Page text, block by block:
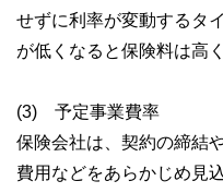
せずに利率が変動するタ
が低くなると保険料は高
(3) 予定事業費率
保険会社は、契約の締結
費用などをあらかじめ見